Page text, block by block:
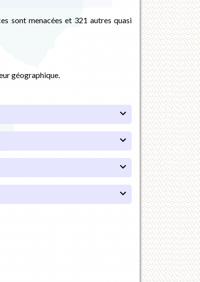
sont menacées et 321 autres quasi
géographique.